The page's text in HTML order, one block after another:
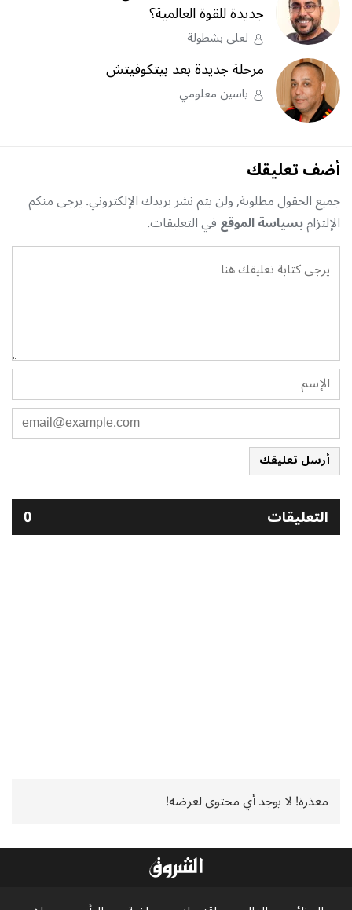
جديدة للقوة العالمية؟
لعلى بشطولة
مرحلة جديدة بعد بيتكوفيتش
ياسين معلومي
أضف تعليقك
جميع الحقول مطلوبة, ولن يتم نشر بريدك الإلكتروني. يرجى منكم
الإلتزامبسياسة الموقعفي التعليقات.
أرسل تعليقك
التعليقات 0
معذرة! لا يوجد أي محتوى لعرضه!